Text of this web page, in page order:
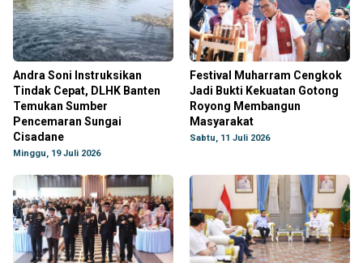
Andra Soni Instruksikan
Tindak Cepat, DLHK Banten
Temukan Sumber
Pencemaran Sungai
Cisadane
Minggu, 19 Juli 2026
Festival Muharram Cengkok
Jadi Bukti Kekuatan Gotong
Royong Membangun
Masyarakat
Sabtu, 11 Juli 2026